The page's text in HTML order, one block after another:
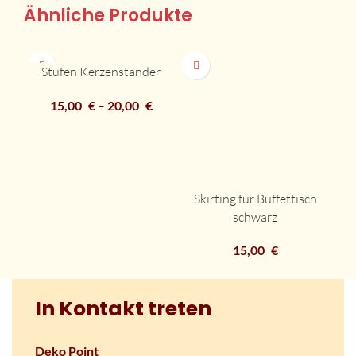
Ähnliche Produkte
Stufen Kerzenständer
15,00 €– 20,00 €
Skirting für Buffettisch
schwarz
15,00 €
In Kontakt treten
Deko Point